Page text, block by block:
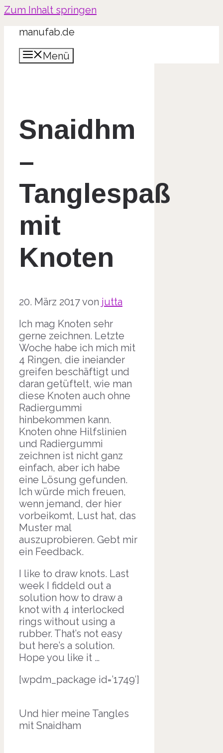
Zum Inhalt springen
manufab.de
Menü
Snaidhm
–
Tanglespaß
mit
Knoten
20. März 2017von jutta
Ich mag Knoten sehr
gerne zeichnen. Letzte
Woche habe ich mich mit
4 Ringen, die ineiander
greifen beschäftigt und
daran getüftelt, wie man
diese Knoten auch ohne
Radiergummi
hinbekommen kann.
Knoten ohne Hilfslinien
und Radiergummi
zeichnen ist nicht ganz
einfach, aber ich habe
eine Lösung gefunden.
Ich würde mich freuen,
wenn jemand, der hier
vorbeikomt, Lust hat, das
Muster mal
auszuprobieren. Gebt mir
ein Feedback.
I like to draw knots. Last
week I fiddeld out a
solution how to draw a
knot with 4 interlocked
rings without using a
rubber. That’s not easy
but here’s a solution.
Hope you like it …
[wpdm_package id=’1749′]
Und hier meine Tangles
mit Snaidham